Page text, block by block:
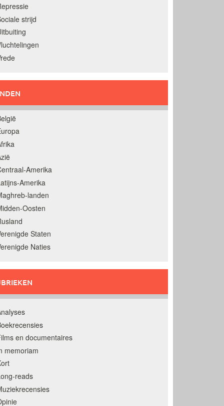
strijd
Amerika
Amerika
landen
Oosten
Staten
Naties
en documentaires
memoriam
reads